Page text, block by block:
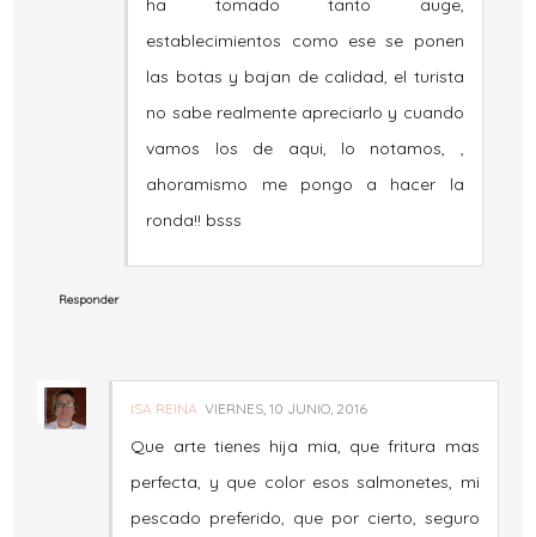
ha tomado tanto auge,
establecimientos como ese se ponen
las botas y bajan de calidad, el turista
no sabe realmente apreciarlo y cuando
vamos los de aqui, lo notamos, ,
ahoramismo me pongo a hacer la
ronda!! bsss
Responder
ISA REINA VIERNES, 10 JUNIO, 2016
Que arte tienes hija mia, que fritura mas
perfecta, y que color esos salmonetes, mi
pescado preferido, que por cierto, seguro